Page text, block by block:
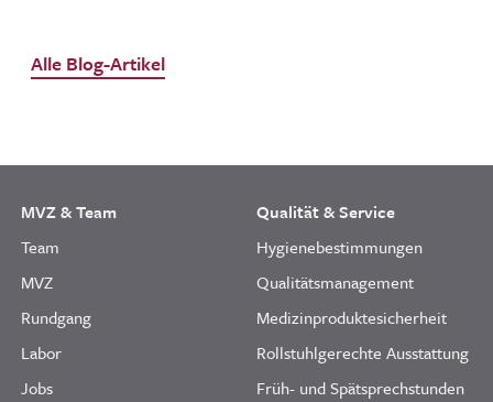
Alle Blog-Artikel
MVZ & Team
Team
MVZ
Rundgang
Labor
Jobs
Qualität & Service
Hygienebestimmungen
Qualitätsmanagement
Medizinproduktesicherheit
Rollstuhlgerechte Ausstattung
Früh- und Spätsprechstunden